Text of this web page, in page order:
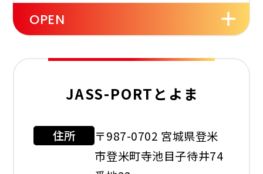
セルフ 洗車機 灯油配達
ルーム
利用可能カード
OPEN
JASS-PORTとよま
住所
〒987-0702 宮城県登米
市登米町寺池目子待井74